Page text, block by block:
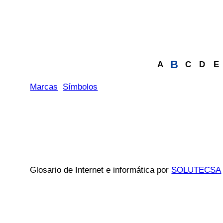
A B C D E
Marcas Símbolos
Glosario de Internet e informática por SOLUTECSA